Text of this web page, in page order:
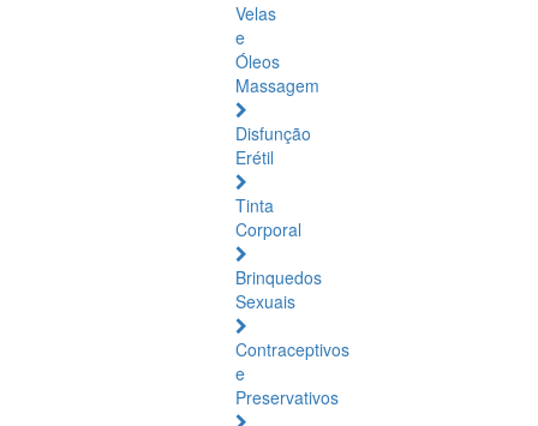
Velas
e
Óleos
Massagem
Disfunção
Erétil
Tinta
Corporal
Brinquedos
Sexuais
Contraceptivos
e
Preservativos